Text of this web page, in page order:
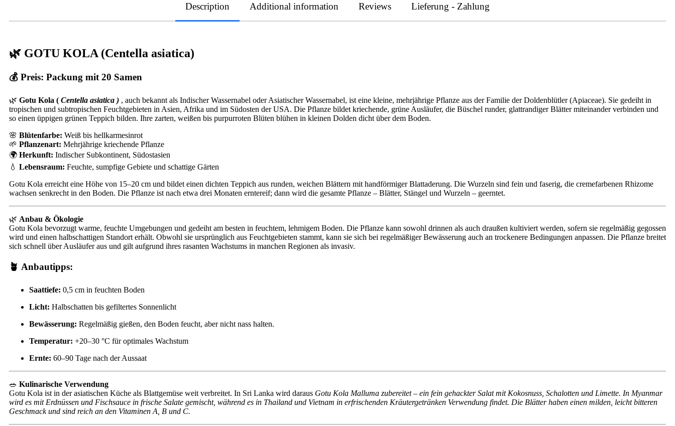
Description Additional information Reviews Lieferung - Zahlung
🌿 GOTU KOLA (Centella asiatica)
💰 Preis: Packung mit 20 Samen
🌿 Gotu Kola ( Centella asiatica ) , auch bekannt als Indischer Wassernabel oder Asiatischer Wassernabel, ist eine kleine, mehrjährige Pflanze aus der Familie der Doldenblütler (Apiaceae). Sie gedeiht in
tropischen und subtropischen Feuchtgebieten in Asien, Afrika und im Südosten der USA. Die Pflanze bildet kriechende, grüne Ausläufer, die Büschel runder, glattrandiger Blätter miteinander verbinden und
so einen üppigen grünen Teppich bilden. Ihre zarten, weißen bis purpurroten Blüten blühen in kleinen Dolden dicht über dem Boden.
🌸 Blütenfarbe: Weiß bis hellkarmesinrot
🌱 Pflanzenart: Mehrjährige kriechende Pflanze
🌍 Herkunft: Indischer Subkontinent, Südostasien
💧 Lebensraum: Feuchte, sumpfige Gebiete und schattige Gärten
Gotu Kola erreicht eine Höhe von 15–20 cm und bildet einen dichten Teppich aus runden, weichen Blättern mit handförmiger Blattaderung. Die Wurzeln sind fein und faserig, die cremefarbenen Rhizome
wachsen senkrecht in den Boden. Die Pflanze ist nach etwa drei Monaten erntereif; dann wird die gesamte Pflanze – Blätter, Stängel und Wurzeln – geerntet.
🌿 Anbau & Ökologie
Gotu Kola bevorzugt warme, feuchte Umgebungen und gedeiht am besten in feuchtem, lehmigem Boden. Die Pflanze kann sowohl drinnen als auch draußen kultiviert werden, sofern sie regelmäßig gegossen
wird und einen halbschattigen Standort erhält. Obwohl sie ursprünglich aus Feuchtgebieten stammt, kann sie sich bei regelmäßiger Bewässerung auch an trockenere Bedingungen anpassen. Die Pflanze breitet
sich schnell über Ausläufer aus und gilt aufgrund ihres rasanten Wachstums in manchen Regionen als invasiv.
🪴 Anbautipps:
Saattiefe: 0,5 cm in feuchten Boden
Licht: Halbschatten bis gefiltertes Sonnenlicht
Bewässerung: Regelmäßig gießen, den Boden feucht, aber nicht nass halten.
Temperatur: +20–30 °C für optimales Wachstum
Ernte: 60–90 Tage nach der Aussaat
🥗 Kulinarische Verwendung
Gotu Kola ist in der asiatischen Küche als Blattgemüse weit verbreitet. In Sri Lanka wird daraus Gotu Kola Malluma zubereitet – ein fein gehackter Salat mit Kokosnuss, Schalotten und Limette. In Myanmar
wird es mit Erdnüssen und Fischsauce in frische Salate gemischt, während es in Thailand und Vietnam in erfrischenden Kräutergetränken Verwendung findet. Die Blätter haben einen milden, leicht bitteren
Geschmack und sind reich an den Vitaminen A, B und C.